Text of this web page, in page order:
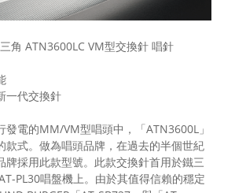
角 ATN3600LC VM型交換針 唱針
一代交換針
發電的MM/VM型唱頭中，「ATN3600L」
款式。做為唱頭品牌，在過去的半個世紀
牌採用此款型號。此款交換針首用於鐵三
PL30唱盤機上。由於其值得信賴的穩定